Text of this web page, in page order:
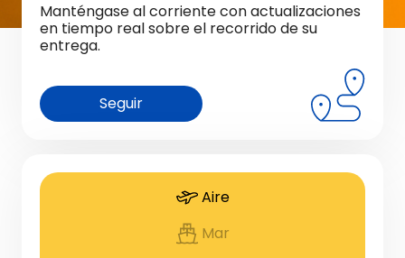
Manténgase al corriente con actualizaciones
en tiempo real sobre el recorrido de su
entrega.
Seguir
Aire
Mar